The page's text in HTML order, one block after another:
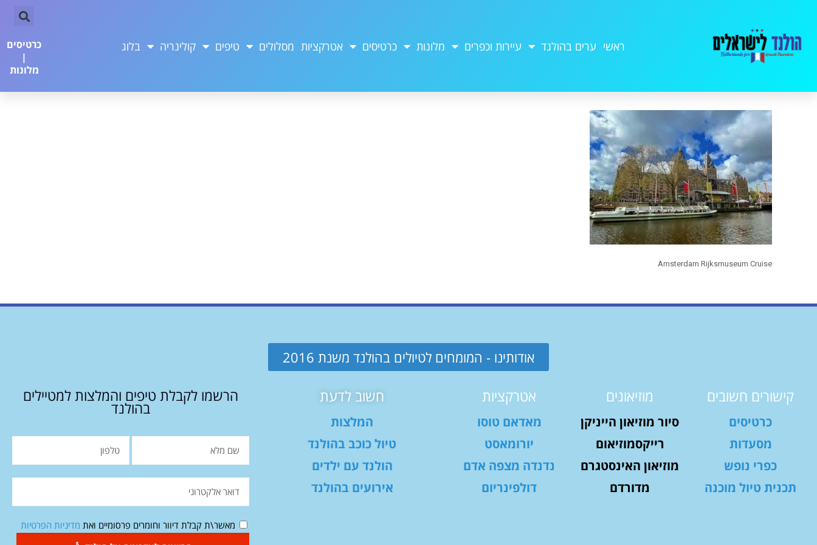
ראשי ערים בהולנד עיירות וכפרים מלונות כרטיסים אטרקציות מסלולים טיפים קולינריה בלוג
כרטיסים
|
מלונות
Amsterdam Rijksmuseum Cruise
אודותינו - המומחים לטיולים בהולנד משנת 2016
קישורים חשובים
כרטיסים
מסעדות
כפרי נופש
תכנית טיול מוכנה
מוזיאונים
סיור מוזיאון הייניקן
רייקסמוזיאום
מוזיאון האינסטגרם
מדורדם
אטרקציות
מאדאם טוסו
יורומאסט
נדנדה מצפה אדם
דולפינריום
חשוב לדעת
המלצות
טיול כוכב בהולנד
הולנד עם ילדים
אירועים בהולנד
הרשמו לקבלת טיפים והמלצות למטיילים
בהולנד
מאשר\ת קבלת דיוור וחומרים פרסומיים ואת מדיניות הפרטיות